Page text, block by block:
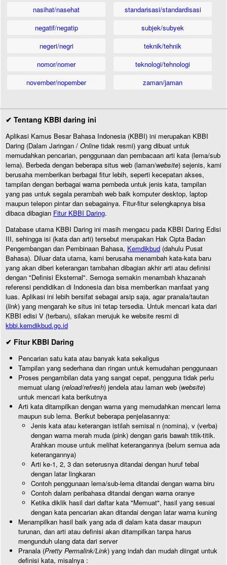
nasihat/nasehat
negatif/negatip
negeri/negri
nomor/nomer
november/nopember
standarisasi/standardisasi
subjek/subyek
teknik/tehnik
teknologi/tehnologi
zaman/jaman
✔ Tentang KBBI daring ini
Aplikasi Kamus Besar Bahasa Indonesia (KBBI) ini merupakan KBBI
Daring (Dalam Jaringan / Online tidak resmi) yang dibuat untuk
memudahkan pencarian, penggunaan dan pembacaan arti kata (lema/sub
lema). Berbeda dengan beberapa situs web (laman/website) sejenis, kami
berusaha memberikan berbagai fitur lebih, seperti kecepatan akses,
tampilan dengan berbagai warna pembeda untuk jenis kata, tampilan
yang pas untuk segala perambah web baik komputer desktop, laptop
maupun telepon pintar dan sebagainya. Fitur-fitur selengkapnya bisa
dibaca dibagian Fitur KBBI Daring.
Database utama KBBI Daring ini masih mengacu pada KBBI Daring Edisi
III, sehingga isi (kata dan arti) tersebut merupakan Hak Cipta Badan
Pengembangan dan Pembinaan Bahasa, Kemdikbud (dahulu Pusat
Bahasa). Diluar data utama, kami berusaha menambah kata-kata baru
yang akan diberi keterangan tambahan dibagian akhir arti atau definisi
dengan "Definisi Eksternal". Semoga semakin menambah khazanah
referensi pendidikan di Indonesia dan bisa memberikan manfaat yang
luas. Aplikasi ini lebih bersifat sebagai arsip saja, agar pranala/tautan
(link) yang mengarah ke situs ini tetap tersedia. Untuk mencari kata dari
KBBI edisi V (terbaru), silakan merujuk ke website resmi di
kbbi.kemdikbud.go.id
✔ Fitur KBBI Daring
Pencarian satu kata atau banyak kata sekaligus
Tampilan yang sederhana dan ringan untuk kemudahan penggunaan
Proses pengambilan data yang sangat cepat, pengguna tidak perlu
memuat ulang (reload/refresh) jendela atau laman web (website)
untuk mencari kata berikutnya
Arti kata ditampilkan dengan warna yang memudahkan mencari lema
maupun sub lema. Berikut beberapa penjelasannya:
Jenis kata atau keterangan istilah semisal n (nomina), v (verba)
dengan warna merah muda (pink) dengan garis bawah titik-titik.
Arahkan mouse untuk melihat keterangannya (belum semua ada
keterangannya)
Arti ke-1, 2, 3 dan seterusnya ditandai dengan huruf tebal
dengan latar lingkaran
Contoh penggunaan lema/sub-lema ditandai dengan warna biru
Contoh dalam peribahasa ditandai dengan warna oranye
Ketika diklik hasil dari daftar kata "Memuat", hasil yang sesuai
dengan kata pencarian akan ditandai dengan latar warna kuning
Menampilkan hasil baik yang ada di dalam kata dasar maupun
turunan, dan arti atau definisi akan ditampilkan tanpa harus
mengunduh ulang data dari server
Pranala (Pretty Permalink/Link) yang indah dan mudah diingat untuk
definisi kata, misalnya :